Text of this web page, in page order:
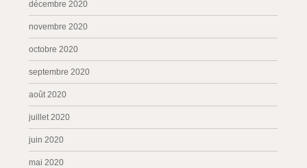
décembre 2020
novembre 2020
octobre 2020
septembre 2020
août 2020
juillet 2020
juin 2020
mai 2020